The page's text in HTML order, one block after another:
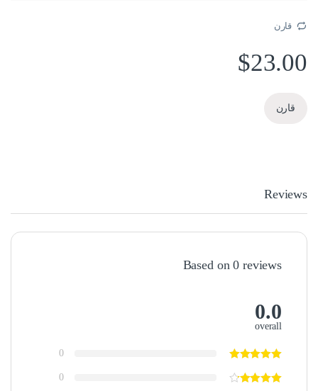
قارن
$23.00
قارن
Reviews
Based on 0 reviews
0.0
overall
0
0